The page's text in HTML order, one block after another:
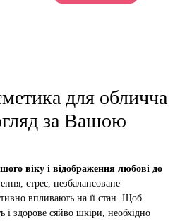
для обличча
за Вашою
віку і відображення любові до
стрес, незбалансоване
впливають на її стан. Щоб
і здорове сяйво шкіри, необхідно